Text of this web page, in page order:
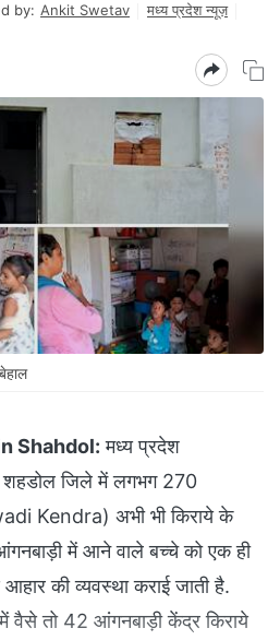
by: Ankit Swetav
मध्य प्रदेश न्यूज़
Shahdol: मध्य प्रदेश
जिले में लगभग 270
Kendra) अभी भी किराये के
में आने वाले बच्चे को एक ही
की व्यवस्था कराई जाती है.
तो 42 आंगनबाड़ी केंद्र किराये